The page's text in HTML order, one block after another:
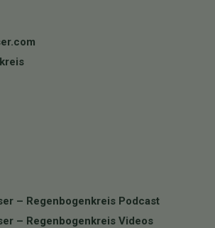
– Regenbogenkreis Podcast
– Regenbogenkreis Videos